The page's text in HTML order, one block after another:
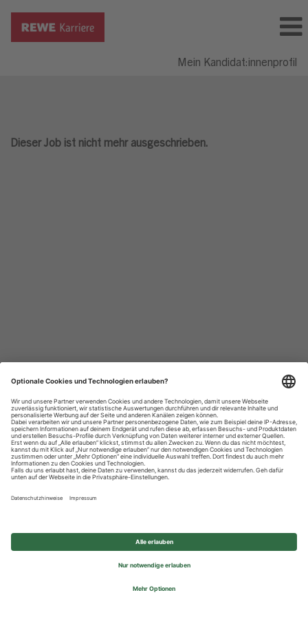
Mein Kandidat:innenprofil
Dieser Job ist nicht mehr ausgeschrieben.
Datenschutzhinweise
Impressum
Privatsphäre-Einstellungen
© 2026 REWE Group - All rights reserved